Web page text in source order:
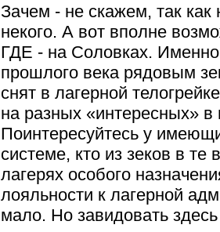
Зачем - не скажем, так
некого. А вот вполне
ГДЕ - на Соловках. Именно
прошлого века рядовым
снят в лагерной
на разных «интересных» в
Поинтересуйтесь у
системе, кто из зеков в
лагерях особого
лояльности к лагерной
мало. Но завидовать